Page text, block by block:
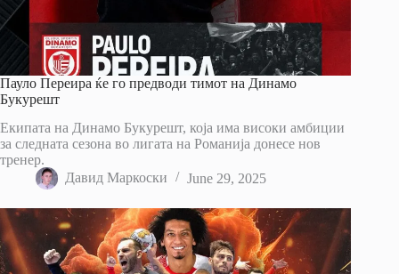
Пауло Переира ќе го предводи тимот на Динамо
Букурешт
Екипата на Динамо Букурешт, која има високи амбиции
за следната сезона во лигата на Романија донесе нов
тренер.
Давид Маркоски
June 29, 2025